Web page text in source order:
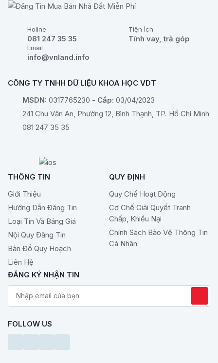
Holine
081 247 35 35
Tiện Ích
Tính vay, trả góp
Email
info@vnland.info
CÔNG TY TNHH DỮ LIỆU KHOA HỌC VDT
MSDN: 0317765230 - Cấp: 03/04/2023
241 Chu Văn An, Phường 12, Bình Thạnh, TP. Hồ Chí Minh
081 247 35 35
THÔNG TIN
Giới Thiệu
Hướng Dẫn Đăng Tin
Loại Tin Và Bảng Giá
Nội Quy Đăng Tin
Bản Đồ Quy Hoạch
Liên Hệ
QUY ĐỊNH
Quy Chế Hoạt Động
Cơ Chế Giải Quyết Tranh
Chấp, Khiếu Nại
Chính Sách Bảo Vệ Thông Tin
Cá Nhân
ĐĂNG KÝ NHẬN TIN
FOLLOW US